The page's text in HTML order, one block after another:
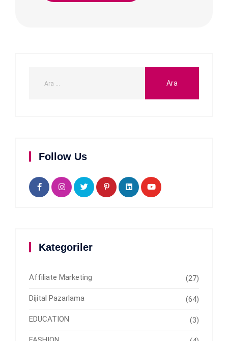
Follow Us
Kategoriler
Affiliate Marketing (27)
Dijital Pazarlama (64)
EDUCATION (3)